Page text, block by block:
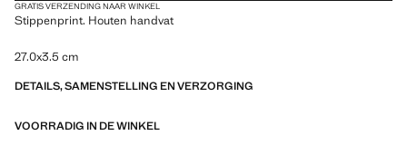
GRATIS VERZENDING NAAR WINKEL
Stippenprint. Houten handvat
27.0x3.5 cm
DETAILS, SAMENSTELLING EN VERZORGING
VOORRADIG IN DE WINKEL